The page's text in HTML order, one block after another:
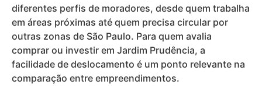
diferentes perfis de moradores, desde quem trabalha
em áreas próximas até quem precisa circular por
outras zonas de São Paulo. Para quem avalia
comprar ou investir em Jardim Prudência, a
facilidade de deslocamento é um ponto relevante na
comparação entre empreendimentos.